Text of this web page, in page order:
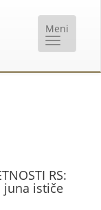
RS:
juna ističe